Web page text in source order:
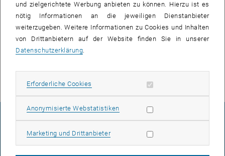
Stammtisch 04.08.
AUG. 26
ANDERE tba, 1060 Wien
IMPRESSUM
BARRIEREFREIHEITSERKLÄRUNG
und zielgerichtete Werbung anbieten zu können. Hierzu ist es
nötig Informationen an die jeweiligen Dienstanbieter
weiterzugeben. Weitere Informationen zu Cookies und Inhalten
von Drittanbietern auf der Website finden Sie in unserer
Datenschutzerklärung.
Erforderliche Cookies Erforderliche Cookies zulassen
Anonymisierte WebstatistikenStatistik Cookies zulassen
Marketing und DrittanbieterMarketing Cookies zulassen